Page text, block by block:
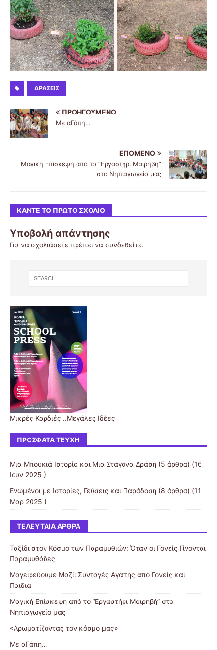
ΔΡΆΣΕΙΣ
ΠΡΟΗΓΟΎΜΕΝΟ
Με αΓάπη…
ΕΠΌΜΕΝΟ
Μαγική Επίσκεψη από το “Εργαστήρι Μαιρηβή”
στο Νηπιαγωγείο μας
ΚΆΝΤΕ ΤΟ ΠΡΏΤΟ ΣΧΌΛΙΟ
Υποβολή απάντησης
Για να σχολιάσετε πρέπει να συνδεθείτε.
Μικρές Καρδιές...Μεγάλες Ιδέες
ΠΡΌΣΦΑΤΑ ΤΕΎΧΗ
Μια Μπουκιά Ιστορία και Μια Σταγόνα Δράση (5 άρθρα) (16
Ιουν 2025 )
Ενωμένοι με Ιστορίες, Γεύσεις και Παράδοση (8 άρθρα) (11
Μαρ 2025 )
ΤΕΛΕΥΤΑΊΑ ΆΡΘΡΑ
Ταξίδι στον Κόσμο των Παραμυθιών: Όταν οι Γονείς Γίνονται
Παραμυθάδες
Μαγειρεύουμε Μαζί: Συνταγές Αγάπης από Γονείς και
Παιδιά
Μαγική Επίσκεψη από το “Εργαστήρι Μαιρηβή” στο
Νηπιαγωγείο μας
«Αρωματίζοντας τον κόσμο μας»
Με αΓάπη…